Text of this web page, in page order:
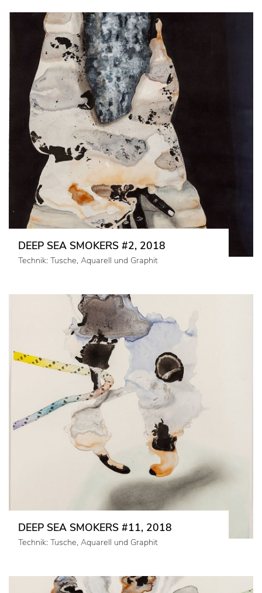
DEEP SEA SMOKERS #2, 2018
Technik: Tusche, Aquarell und Graphit
DEEP SEA SMOKERS #11, 2018
Technik: Tusche, Aquarell und Graphit